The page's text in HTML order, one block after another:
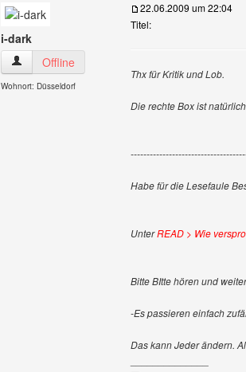
i-dark
i-dark Benutzer-Profile anzeigen
Offline
Wohnort: Düsseldorf
22.06.2009 um 22:04
Titel:
Thx für Kritik und Lob.
Die rechte Box ist
Habe für die Lesefaule
UnterREAD > Wie
Bitte BItte hören und
-Es passieren einfach
Das kann Jeder ändern.